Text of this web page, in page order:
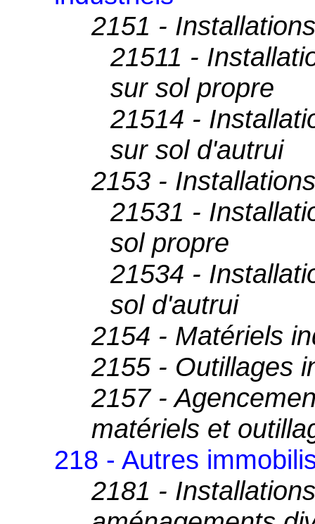
2151 -
21511 -
sur sol propre
21514 -
sur sol d'autrui
2153 -
21531 -
sol propre
21534 -
sol d'autrui
2154 - Matériels
2155 - Outillages
2157 -
matériels et
218 - Autres
2181 -